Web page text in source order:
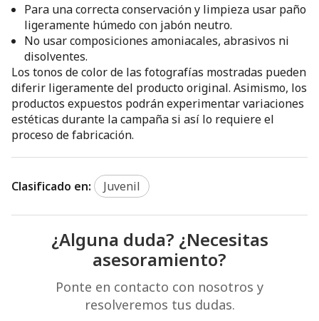
Para una correcta conservación y limpieza usar paño
ligeramente húmedo con jabón neutro.
No usar composiciones amoniacales, abrasivos ni
disolventes.
Los tonos de color de las fotografías mostradas pueden
diferir ligeramente del producto original. Asimismo, los
productos expuestos podrán experimentar variaciones
estéticas durante la campaña si así lo requiere el
proceso de fabricación.
Clasificado en: Juvenil
¿Alguna duda? ¿Necesitas
asesoramiento?
Ponte en contacto con nosotros y
resolveremos tus dudas.